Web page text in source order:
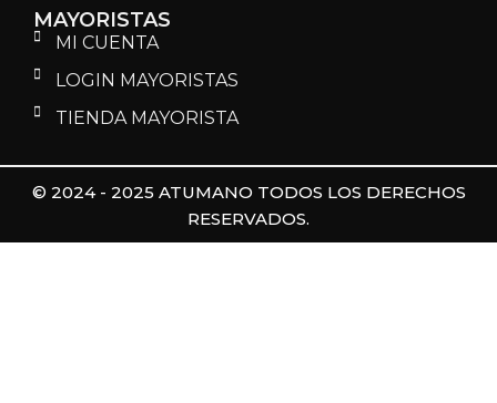
MAYORISTAS
MI CUENTA
LOGIN MAYORISTAS
TIENDA MAYORISTA
© 2024 - 2025 ATUMANO TODOS LOS DERECHOS
RESERVADOS.